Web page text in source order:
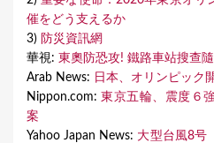
催をどう支えるか
3) 防災資訊網
華視: 東奧防恐攻! 鐵路車站搜查
Arab News: 日本、オリンピック
Nippon.com: 東京五輪、震度６
案
Yahoo Japan News: 大型台風8